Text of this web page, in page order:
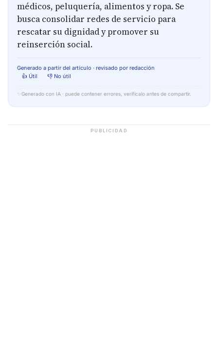
médicos, peluquería, alimentos y ropa. Se
busca consolidar redes de servicio para
rescatar su dignidad y promover su
reinserción social.
Generado a partir del artículo · revisado por redacción
👍 Útil
👎 No útil
✨ Generado con IA · puede contener errores, verifícalo antes de compartir.
PUBLICIDAD